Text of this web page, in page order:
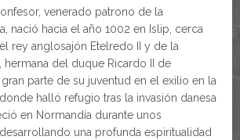
venerado patrono de la
nació hacia el año 1002 en Islip, cerca
rey anglosajón Etelredo II y de la
hermana del duque Ricardo II de
parte de su juventud en el exilio en la
halló refugio tras la invasión danesa
en Normandía durante unos
una profunda espiritualidad